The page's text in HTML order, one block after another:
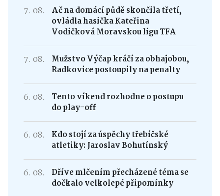
7. 08.
Ač na domácí půdě skončila třetí,
ovládla hasička Kateřina
Vodičková Moravskou ligu TFA
7. 08.
Mužstvo Výčap kráčí za obhajobou,
Radkovice postoupily na penalty
6. 08.
Tento víkend rozhodne o postupu
do play-off
6. 08.
Kdo stojí za úspěchy třebíčské
atletiky: Jaroslav Bohutínský
6. 08.
Dříve mlčením přecházené téma se
dočkalo velkolepé připomínky